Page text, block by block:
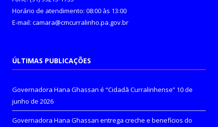
Horário de atendimento: 08:00 às 13:00
E-mail: camara@cmcurralinho.pa.gov.br
ÚLTIMAS PUBLICAÇÕES
Governadora Hana Ghassan é “Cidadã Curralinhense” 10 de
junho de 2026
Governadora Hana Ghassan entrega creche e benefícios do